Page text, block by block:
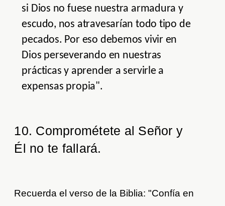
si Dios no fuese nuestra armadura y
escudo, nos atravesarían todo tipo de
pecados. Por eso debemos vivir en
Dios perseverando en nuestras
prácticas y aprender a servirle a
expensas propia".
10. Comprométete al Señor y
Él no te fallará.
Recuerda el verso de la Biblia: "Confía en